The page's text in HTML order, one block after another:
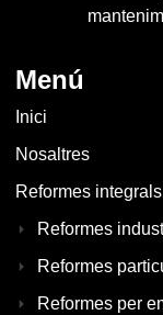
Menú
Inici
Nosaltres
Reformes integrals
Reformes
Reformes
Reformes per